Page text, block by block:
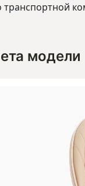
транспортной
модели